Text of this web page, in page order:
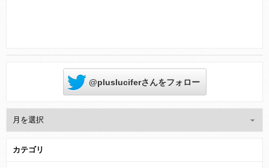
@plusluciferさんをフォロー
カテゴリ